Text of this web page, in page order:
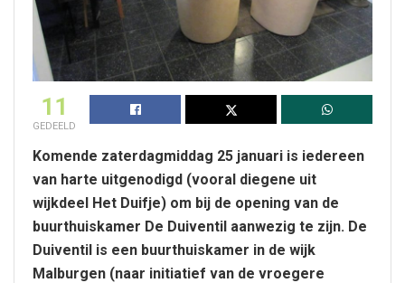
11
GEDEELD
Komende zaterdagmiddag 25 januari is iedereen
van harte uitgenodigd (vooral diegene uit
wijkdeel Het Duifje) om bij de opening van de
buurthuiskamer De Duiventil aanwezig te zijn. De
Duiventil is een buurthuiskamer in de wijk
Malburgen (naar initiatief van de vroegere